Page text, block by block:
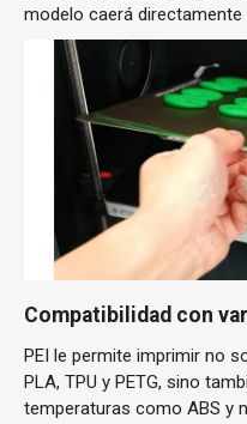
modelo caerá directamente
Compatibilidad con
PEI le permite imprimir no
PLA, TPU y PETG, sino
temperaturas como ABS y